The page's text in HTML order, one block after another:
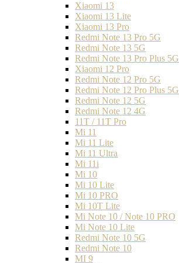
Xiaomi 13
Xiaomi 13 Lite
Xiaomi 13 Pro
Redmi Note 13 Pro 5G
Redmi Note 13 5G
Redmi Note 13 Pro Plus 5G
Xiaomi 12 Pro
Redmi Note 12 Pro 5G
Redmi Note 12 Pro Plus 5G
Redmi Note 12 5G
Redmi Note 12 4G
11T / 11T Pro
Mi 11
Mi 11 Lite
Mi 11 Ultra
Mi 11i
Mi 10
Mi 10 Lite
Mi 10 PRO
Mi 10T Lite
Mi Note 10 / Note 10 PRO
Mi Note 10 Lite
Redmi Note 10 5G
Redmi Note 10
MI 9